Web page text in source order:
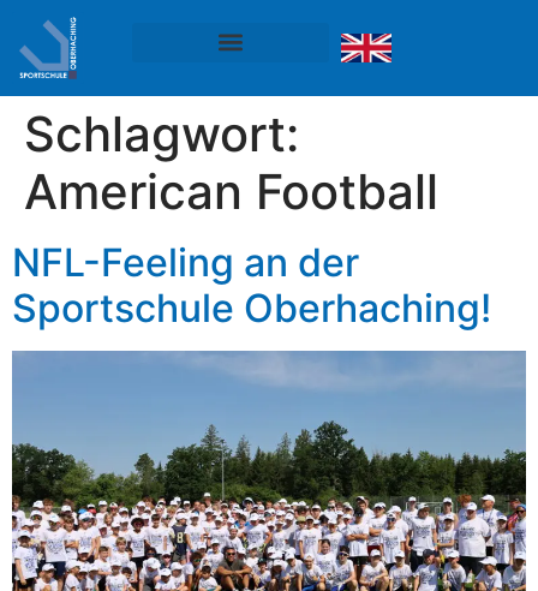
Schlagwort:
American Football
NFL-Feeling an der
Sportschule Oberhaching!